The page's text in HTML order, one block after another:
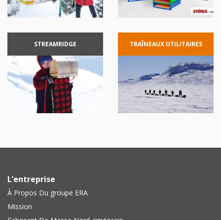
STREAMRIDGE TRAÎNEAUX UTILITAIRES
L’entreprise
À Propos Du groupe ERA
Mission